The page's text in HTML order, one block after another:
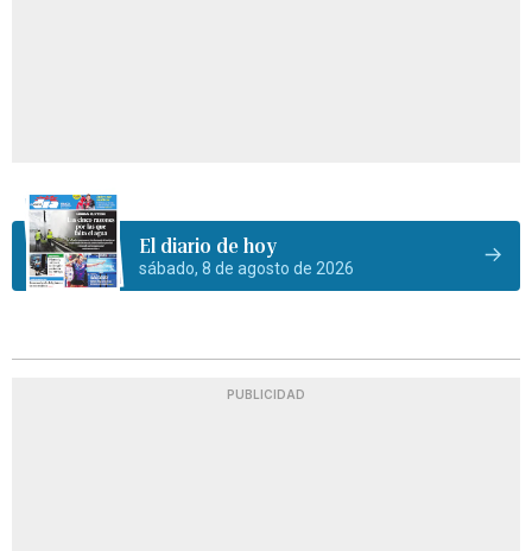
El diario de hoy
sábado, 8 de agosto de 2026
PUBLICIDAD